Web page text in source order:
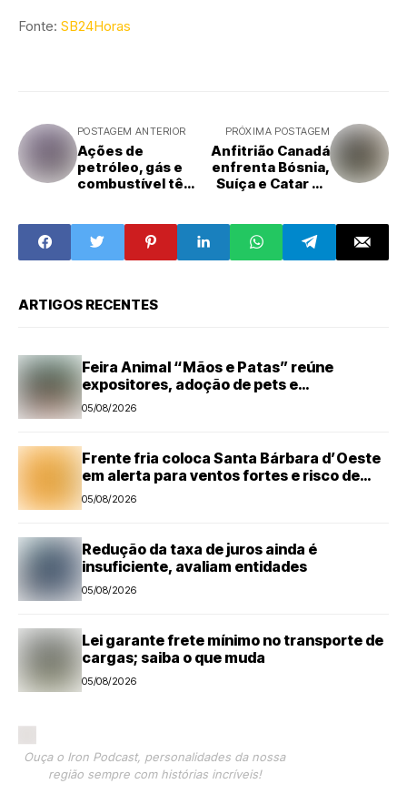
Fonte: SB24Horas
POSTAGEM ANTERIOR
Ações de
petróleo, gás e
combustível têm
PRÓXIMA POSTAGEM
Anfitrião Canadá
enfrenta Bósnia,
Suíça e Catar no
ARTIGOS RECENTES
Feira Animal “Mãos e Patas” reúne
expositores, adoção de pets e
microchipagem gratuita neste sábado em
05/08/2026
Frente fria coloca Santa Bárbara d’Oeste
em alerta para ventos fortes e risco de
tempestades
05/08/2026
Redução da taxa de juros ainda é
insuficiente, avaliam entidades
05/08/2026
Lei garante frete mínimo no transporte de
cargas; saiba o que muda
05/08/2026
Ouça o Iron Podcast, personalidades da nossa
região sempre com histórias incríveis!